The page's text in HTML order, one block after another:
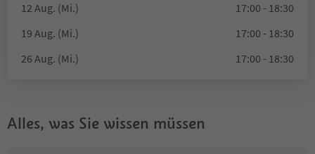
12 Aug. (Mi.)
17:00 - 18:30
19 Aug. (Mi.)
17:00 - 18:30
26 Aug. (Mi.)
17:00 - 18:30
Alles, was Sie wissen müssen